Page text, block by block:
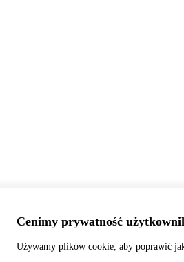
Cenimy prywatność
Używamy plików cookie, aby poprawić